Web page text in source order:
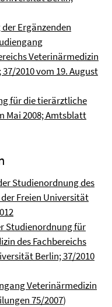
Ergänzenden
Veterinärmedizin
2010 vom 19. August
für die tierärztliche
Mai 2008; Amtsblatt
Studienordnung des
Freien Universität
Studienordnung für
des Fachbereichs
Berlin; 37/2010
Veterinärmedizin
75/2007)